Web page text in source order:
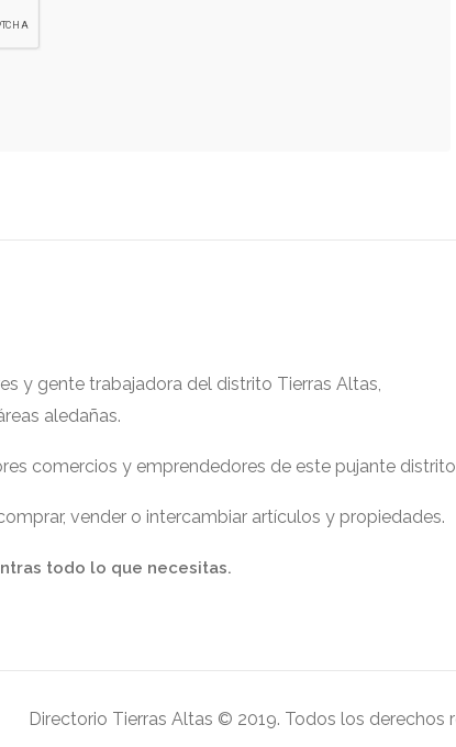
y gente trabajadora del distrito Tierras Altas,
aledañas.
comercios y emprendedores de este pujante
vender o intercambiar artículos y propiedades.
todo lo que necesitas.
Directorio Tierras Altas © 2019. Todos los derechos